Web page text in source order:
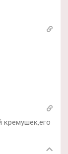
кремушек,его